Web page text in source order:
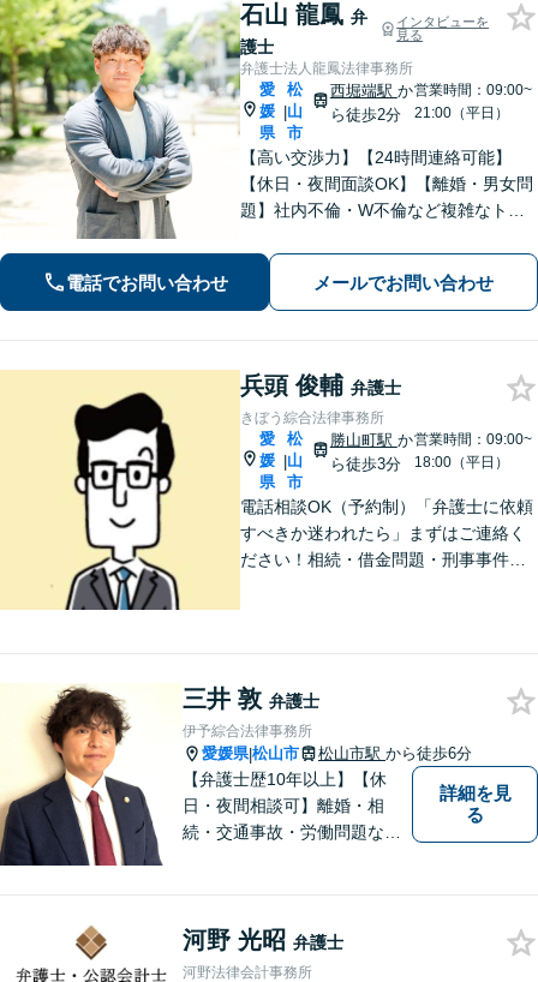
石山 龍鳳 弁
護士
インタビューを
見る
弁護士法人龍鳳法律事務所
愛
媛
県
|
松
山
市
西堀端駅 か
ら徒歩2分
営業時間：09:00~
21:00（平日）
【高い交渉力】【24時間連絡可能】
【休日・夜間面談OK】【離婚・男女問
題】社内不倫・W不倫など複雑なトラ
求や退職代行もお受けします。【刑事
事件】刑事事件は１分１秒が勝負で
す。迅速に対応します。
電話でお問い合わせ メールでお問い合わせ
兵頭 俊輔 弁護士
きぼう綜合法律事務所
愛
媛
県
|
松
山
市
勝山町駅 か
ら徒歩3分
営業時間：09:00~
18:00（平日）
電話相談OK（予約制）「弁護士に依頼
すべきか迷われたら」まずはご連絡く
ださい！相続・借金問題・刑事事件・
三井 敦 弁護士
伊予綜合法律事務所
愛媛県|松山市 松山市駅 から徒歩6分
【弁護士歴10年以上】【休
日・夜間相談可】離婚・相
続・交通事故・労働問題など
指します【オンライン相談
可】【松山市駅徒歩8分】
詳細を見
る
河野 光昭 弁護士
河野法律会計事務所